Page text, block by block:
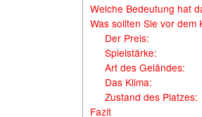
Welche Bedeutung hat
Was sollten Sie vor
Der Preis:
Spielstärke:
Art des Geländes:
Das Klima:
Zustand des Platzes:
Fazit